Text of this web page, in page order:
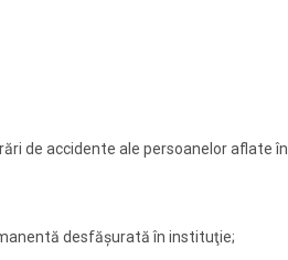
de accidente ale persoanelor aflate în
desfăşurată în instituţie;